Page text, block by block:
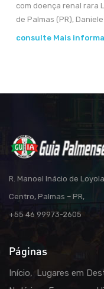
com doença renal rara
de Palmas (PR), Daniele
consulte Mais
R. Manoel Inácio de
Centro, Palmas – PR,
+55 46 99973-2605
Páginas
Início Lugares em